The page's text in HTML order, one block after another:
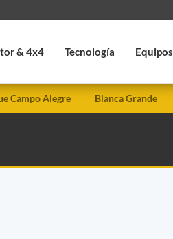
& 4x4 Tecnología Equipos
Campo Alegre Blanca Grande